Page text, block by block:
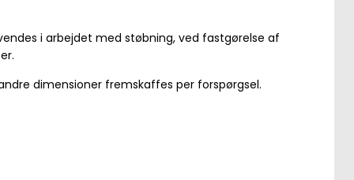
i arbejdet med støbning, ved fastgørelse af
dimensioner fremskaffes per forspørgsel.